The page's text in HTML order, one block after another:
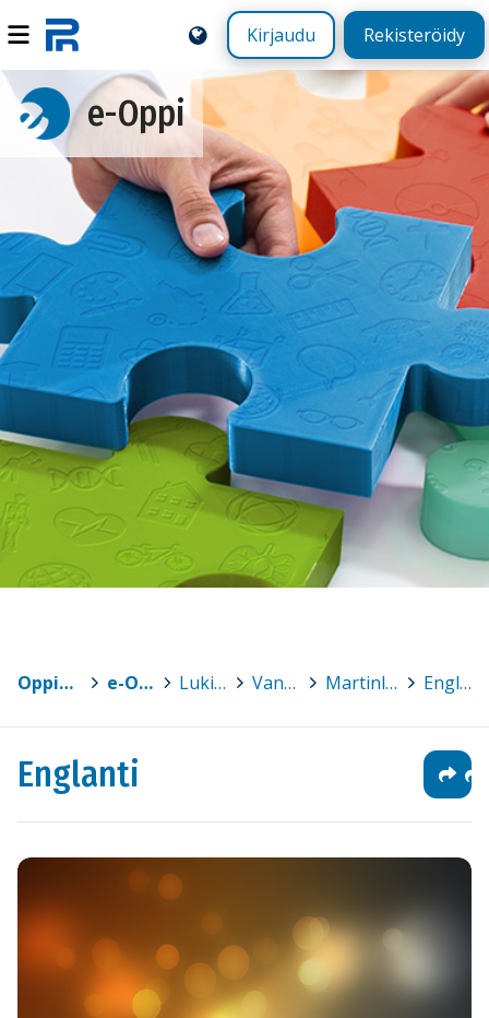
Kirjaudu Rekisteröidy
e-Oppi
Oppimateriaalit > e-Oppi > Lukiot > Vantaa > Martinlaakson lukio > Englanti
Englanti